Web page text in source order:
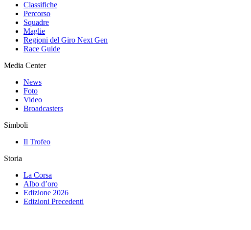
Classifiche
Percorso
Squadre
Maglie
Regioni del Giro Next Gen
Race Guide
Media Center
News
Foto
Video
Broadcasters
Simboli
Il Trofeo
Storia
La Corsa
Albo d’oro
Edizione 2026
Edizioni Precedenti